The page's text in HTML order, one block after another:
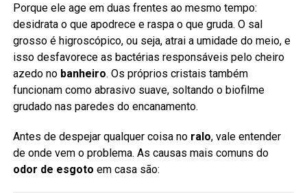
Porque ele age em duas frentes ao mesmo tempo:
desidrata o que apodrece e raspa o que gruda. O sal
grosso é higroscópico, ou seja, atrai a umidade do meio, e
isso desfavorece as bactérias responsáveis pelo cheiro
azedo no banheiro. Os próprios cristais também
funcionam como abrasivo suave, soltando o biofilme
grudado nas paredes do encanamento.
Antes de despejar qualquer coisa no ralo, vale entender
de onde vem o problema. As causas mais comuns do
odor de esgoto em casa são: